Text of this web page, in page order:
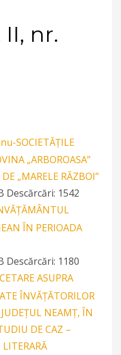
nr.
SOCIETĂȚILE
„ARBOROASA”
DE „MARELE RĂZBOI”
Descărcări: 1542
ÎN PERIOADA
Descărcări: 1180
ASUPRA
ÎNVĂȚĂTORILOR
NEAMȚ, ÎN
DE CAZ –